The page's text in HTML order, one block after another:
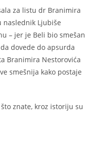
za listu dr Branimira
naslednik Ljubiše
– jer je Beli bio smešan
dovede do apsurda
Branimira Nestorovića
smešnija kako postaje
znate, kroz istoriju su